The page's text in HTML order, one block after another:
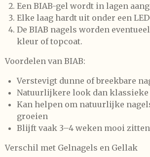
Een BIAB-gel wordt in lagen
Elke laag hardt uit onder een
De BIAB nagels worden
kleur of topcoat.
Voordelen van BIAB:
Verstevigt dunne of breekbare
Natuurlijkere look dan
Kan helpen om natuurlijke
groeien
Blijft vaak 3–4 weken mooi zitten
Verschil met Gelnagels en Gellak